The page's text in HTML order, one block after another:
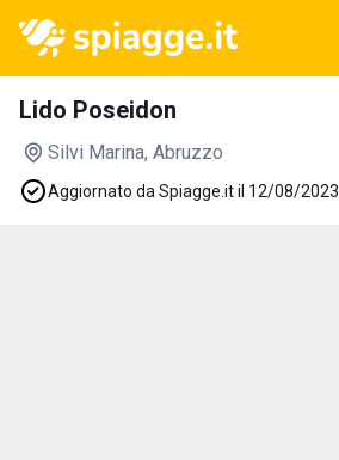
Lido Poseidon
Silvi Marina, Abruzzo
Aggiornato da Spiagge.it il 12/08/2023